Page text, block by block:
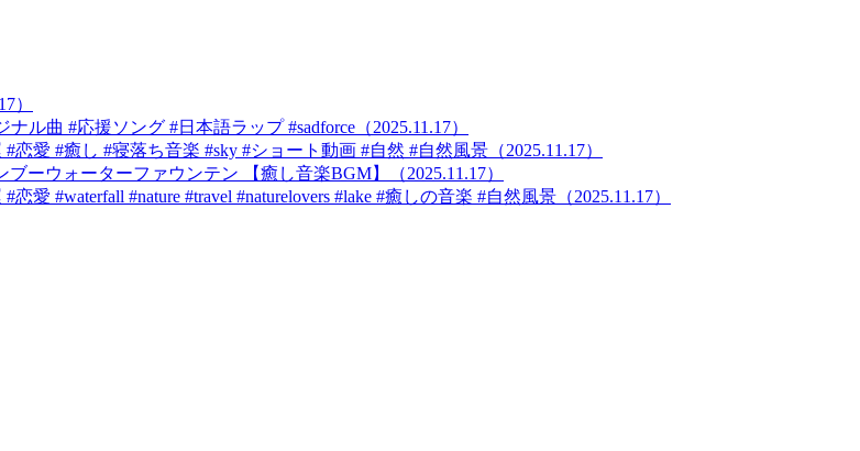
）
ング #日本語ラップ #sadforce（2025.11.17）
愛 #癒し #寝落ち音楽 #sky #ショート動画 #自然 #自然風景（2025.11.17）
ーウォーターファウンテン 【癒し音楽BGM】（2025.11.17）
#waterfall #nature #travel #naturelovers #lake #癒しの音楽 #自然風景（2025.11.17）